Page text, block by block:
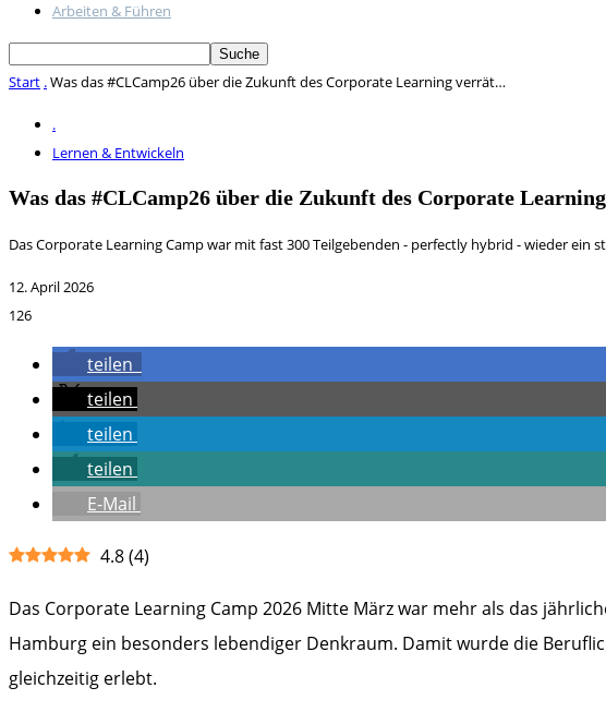
Arbeiten & Führen
Start .Was das #CLCamp26 über die Zukunft des Corporate Learning verrät…
.
Lernen & Entwickeln
Was das #CLCamp26 über die Zukunft des Corporate
Das Corporate Learning Camp war mit fast 300 Teilgebenden - perfectly hybrid - wieder ein
12. April 2026
126
teilen
teilen
teilen
teilen
E-Mail
4.8(4)
Das Corporate Learning Camp 2026 Mitte März war mehr als das
Hamburg ein besonders lebendiger Denkraum. Damit wurde die
gleichzeitig erlebt.